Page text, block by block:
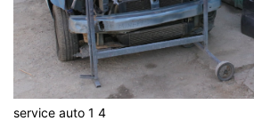
service auto 1 4